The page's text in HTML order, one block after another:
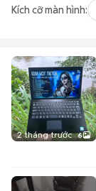
Kích cỡ màn hình:
2 tháng trước 6